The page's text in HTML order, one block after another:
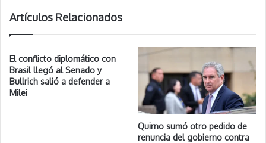
Artículos Relacionados
El conflicto diplomático con
Brasil llegó al Senado y
Bullrich salió a defender a
Milei
Quirno sumó otro pedido de
renuncia del gobierno contra